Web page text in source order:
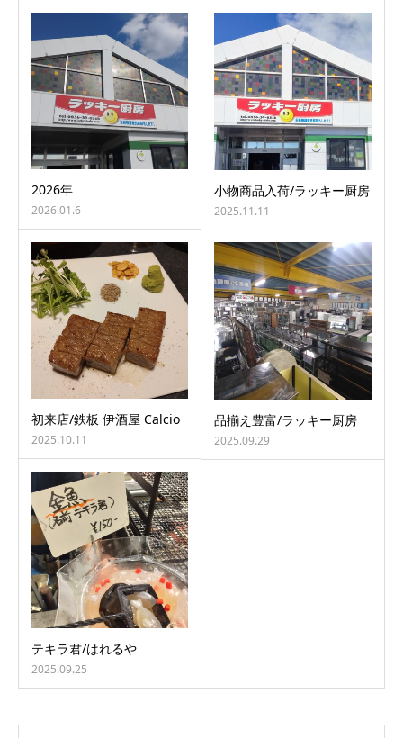
2026年
2026.01.6
小物商品入荷/ラッキー厨房
2025.11.11
初来店/鉄板 伊酒屋 Calcio
2025.10.11
品揃え豊富/ラッキー厨房
2025.09.29
テキラ君/はれるや
2025.09.25